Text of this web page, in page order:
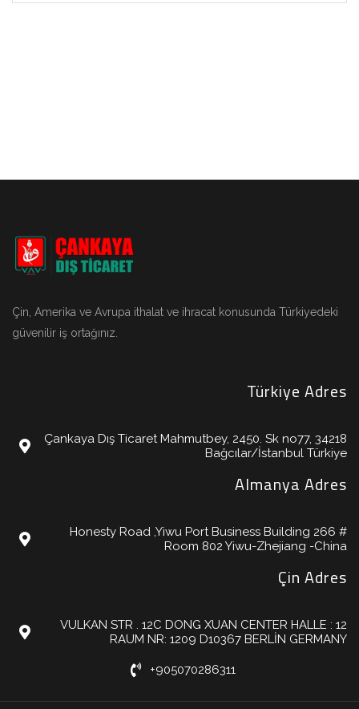
Çin, Amerika ve Avrupa ithalat ve ihracat konusunda Türkiyedeki
güvenilir iş ortağınız.
Türkiye Adres
Çankaya Dış Ticaret Mahmutbey, 2450. Sk no77, 34218
Bağcılar/İstanbul Türkiye
Almanya Adres
Honesty Road ,Yiwu Port Business Building 266 #
Room 802 Yiwu-Zhejiang -China
Çin Adres
VULKAN STR . 12C DONG XUAN CENTER HALLE : 12
RAUM NR: 1209 D10367 BERLİN GERMANY
+905070286311